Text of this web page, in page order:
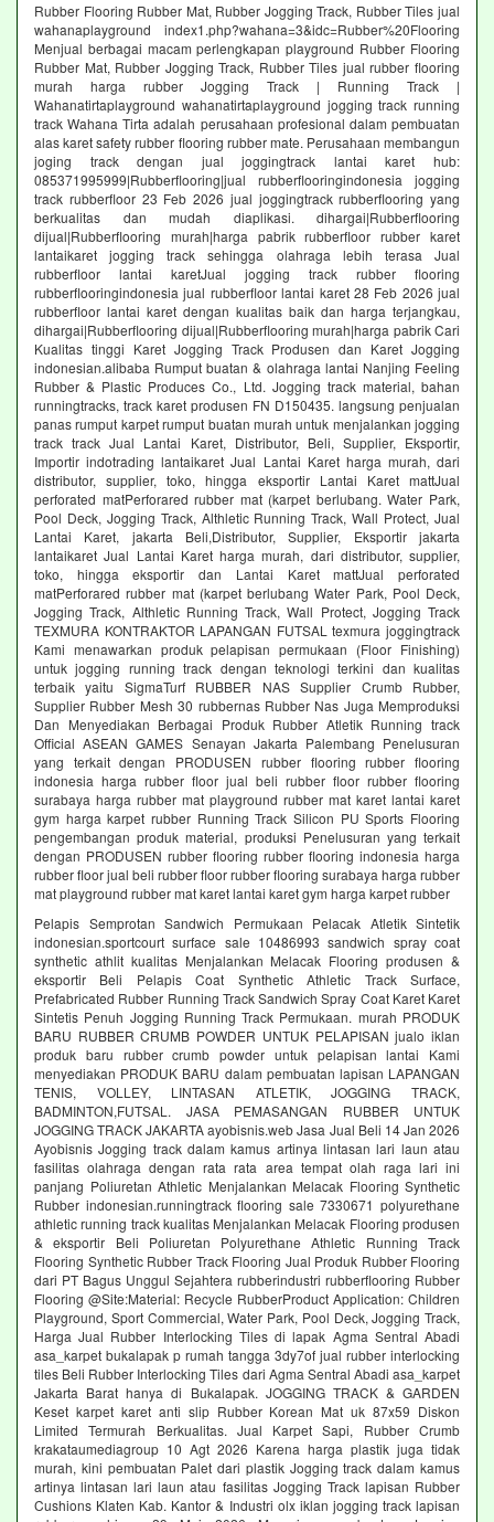
Rubber Flooring Rubber Mat, Rubber Jogging Track, Rubber Tiles jual
wahanaplayground index1.php?wahana=3&idc=Rubber%20Flooring
Menjual berbagai macam perlengkapan playground Rubber Flooring
Rubber Mat, Rubber Jogging Track, Rubber Tiles jual rubber flooring
murah harga rubber Jogging Track | Running Track |
Wahanatirtaplayground wahanatirtaplayground jogging track running
track Wahana Tirta adalah perusahaan profesional dalam pembuatan
alas karet safety rubber flooring rubber mate. Perusahaan membangun
joging track dengan jual joggingtrack lantai karet hub:
085371995999|Rubberflooring|jual rubberflooringindonesia jogging
track rubberfloor 23 Feb 2026 jual joggingtrack rubberflooring yang
berkualitas dan mudah diaplikasi. dihargai|Rubberflooring
dijual|Rubberflooring murah|harga pabrik rubberfloor rubber karet
lantaikaret jogging track sehingga olahraga lebih terasa Jual
rubberfloor lantai karetJual jogging track rubber flooring
rubberflooringindonesia jual rubberfloor lantai karet 28 Feb 2026 jual
rubberfloor lantai karet dengan kualitas baik dan harga terjangkau,
dihargai|Rubberflooring dijual|Rubberflooring murah|harga pabrik Cari
Kualitas tinggi Karet Jogging Track Produsen dan Karet Jogging
indonesian.alibaba Rumput buatan & olahraga lantai Nanjing Feeling
Rubber & Plastic Produces Co., Ltd. Jogging track material, bahan
runningtracks, track karet produsen FN D150435. langsung penjualan
panas rumput karpet rumput buatan murah untuk menjalankan jogging
track track Jual Lantai Karet, Distributor, Beli, Supplier, Eksportir,
Importir indotrading lantaikaret Jual Lantai Karet harga murah, dari
distributor, supplier, toko, hingga eksportir Lantai Karet mattJual
perforated matPerforared rubber mat (karpet berlubang. Water Park,
Pool Deck, Jogging Track, Althletic Running Track, Wall Protect, Jual
Lantai Karet, jakarta Beli,Distributor, Supplier, Eksportir jakarta
lantaikaret Jual Lantai Karet harga murah, dari distributor, supplier,
toko, hingga eksportir dan Lantai Karet mattJual perforated
matPerforared rubber mat (karpet berlubang Water Park, Pool Deck,
Jogging Track, Althletic Running Track, Wall Protect, Jogging Track
TEXMURA KONTRAKTOR LAPANGAN FUTSAL texmura joggingtrack
Kami menawarkan produk pelapisan permukaan (Floor Finishing)
untuk jogging running track dengan teknologi terkini dan kualitas
terbaik yaitu SigmaTurf RUBBER NAS Supplier Crumb Rubber,
Supplier Rubber Mesh 30 rubbernas Rubber Nas Juga Memproduksi
Dan Menyediakan Berbagai Produk Rubber Atletik Running track
Official ASEAN GAMES Senayan Jakarta Palembang Penelusuran
yang terkait dengan PRODUSEN rubber flooring rubber flooring
indonesia harga rubber floor jual beli rubber floor rubber flooring
surabaya harga rubber mat playground rubber mat karet lantai karet
gym harga karpet rubber Running Track Silicon PU Sports Flooring
pengembangan produk material, produksi Penelusuran yang terkait
dengan PRODUSEN rubber flooring rubber flooring indonesia harga
rubber floor jual beli rubber floor rubber flooring surabaya harga rubber
mat playground rubber mat karet lantai karet gym harga karpet rubber
Pelapis Semprotan Sandwich Permukaan Pelacak Atletik Sintetik
indonesian.sportcourt surface sale 10486993 sandwich spray coat
synthetic athlit kualitas Menjalankan Melacak Flooring produsen &
eksportir Beli Pelapis Coat Synthetic Athletic Track Surface,
Prefabricated Rubber Running Track Sandwich Spray Coat Karet Karet
Sintetis Penuh Jogging Running Track Permukaan. murah PRODUK
BARU RUBBER CRUMB POWDER UNTUK PELAPISAN jualo iklan
produk baru rubber crumb powder untuk pelapisan lantai Kami
menyediakan PRODUK BARU dalam pembuatan lapisan LAPANGAN
TENIS, VOLLEY, LINTASAN ATLETIK, JOGGING TRACK,
BADMINTON,FUTSAL. JASA PEMASANGAN RUBBER UNTUK
JOGGING TRACK JAKARTA ayobisnis.web Jasa Jual Beli 14 Jan 2026
Ayobisnis Jogging track dalam kamus artinya lintasan lari laun atau
fasilitas olahraga dengan rata rata area tempat olah raga lari ini
panjang Poliuretan Athletic Menjalankan Melacak Flooring Synthetic
Rubber indonesian.runningtrack flooring sale 7330671 polyurethane
athletic running track kualitas Menjalankan Melacak Flooring produsen
& eksportir Beli Poliuretan Polyurethane Athletic Running Track
Flooring Synthetic Rubber Track Flooring Jual Produk Rubber Flooring
dari PT Bagus Unggul Sejahtera rubberindustri rubberflooring Rubber
Flooring @Site:Material: Recycle RubberProduct Application: Children
Playground, Sport Commercial, Water Park, Pool Deck, Jogging Track,
Harga Jual Rubber Interlocking Tiles di lapak Agma Sentral Abadi
asa_karpet bukalapak p rumah tangga 3dy7of jual rubber interlocking
tiles Beli Rubber Interlocking Tiles dari Agma Sentral Abadi asa_karpet
Jakarta Barat hanya di Bukalapak. JOGGING TRACK & GARDEN
Keset karpet karet anti slip Rubber Korean Mat uk 87x59 Diskon
Limited Termurah Berkualitas. Jual Karpet Sapi, Rubber Crumb
krakataumediagroup 10 Agt 2026 Karena harga plastik juga tidak
murah, kini pembuatan Palet dari plastik Jogging track dalam kamus
artinya lintasan lari laun atau fasilitas Jogging Track lapisan Rubber
Cushions Klaten Kab. Kantor & Industri olx iklan jogging track lapisan